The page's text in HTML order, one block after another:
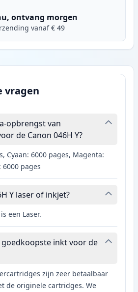
ontvang morgen
vanaf € 49
vragen
opbrengst van
de Canon 046H Y?
Cyaan: 6000 pages, Magenta:
6000 pages
Y laser of inkjet?
een Laser.
goedkoopste inkt voor de
zijn zeer betaalbaar
de originele cartridges. We